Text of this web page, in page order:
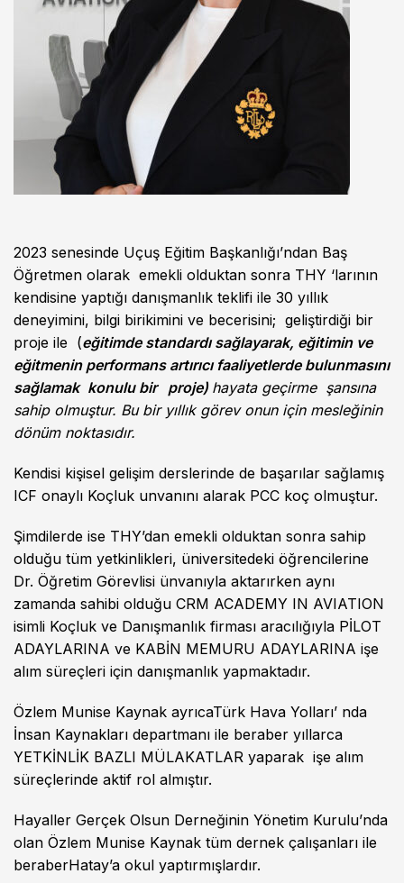
2023 senesinde Uçuş Eğitim Başkanlığı’ndan Baş
Öğretmen olarak emekli olduktan sonra THY ‘larının
kendisine yaptığı danışmanlık teklifi ile 30 yıllık
deneyimini, bilgi birikimini ve becerisini; geliştirdiği bir
proje ile (eğitimde standardı sağlayarak, eğitimin ve
eğitmenin performans artırıcı faaliyetlerde bulunmasını
sağlamak konulu bir proje) hayata geçirme şansına
sahip olmuştur. Bu bir yıllık görev onun için mesleğinin
dönüm noktasıdır.
Kendisi kişisel gelişim derslerinde de başarılar sağlamış
ICF onaylı Koçluk unvanını alarak PCC koç olmuştur.
Şimdilerde ise THY’dan emekli olduktan sonra sahip
olduğu tüm yetkinlikleri, üniversitedeki öğrencilerine
Dr. Öğretim Görevlisi ünvanıyla aktarırken aynı
zamanda sahibi olduğu CRM ACADEMY IN AVIATION
isimli Koçluk ve Danışmanlık firması aracılığıyla PİLOT
ADAYLARINA ve KABİN MEMURU ADAYLARINA işe
alım süreçleri için danışmanlık yapmaktadır.
Özlem Munise Kaynak ayrıcaTürk Hava Yolları’ nda
İnsan Kaynakları departmanı ile beraber yıllarca
YETKİNLİK BAZLI MÜLAKATLAR yaparak işe alım
süreçlerinde aktif rol almıştır.
Hayaller Gerçek Olsun Derneğinin Yönetim Kurulu’nda
olan Özlem Munise Kaynak tüm dernek çalışanları ile
beraberHatay’a okul yaptırmışlardır.